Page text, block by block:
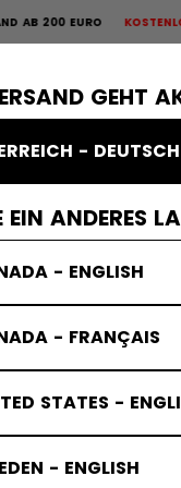
GEHT
- DEUTSCH
EIN ANDERES
- ENGLISH
- FRANÇAIS
STATES -
- ENGLISH
EUROKOSTENLOSE